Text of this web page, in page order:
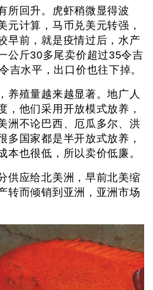
所回升。虎虾稍微显得波
元计算，马币兑美元转强，
早前，就是疫情过后，水产
公斤30多尾卖价超过35令吉
吉水平，出口价也往下掉。
养殖量越来越显著。地广人
，他们采用开放模式放养，
洲不论巴西、厄瓜多尔、洪
多国家都是半开放式放养，
本也很低，所以卖价低廉。
供应给北美洲，早前北美缩
转而倾销到亚洲，亚洲市场